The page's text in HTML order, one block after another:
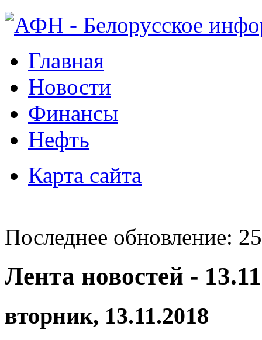
Главная
Новости
Финансы
Нефть
Карта сайта
Последнее обновление:
Лента новостей -
вторник, 13.11.2018